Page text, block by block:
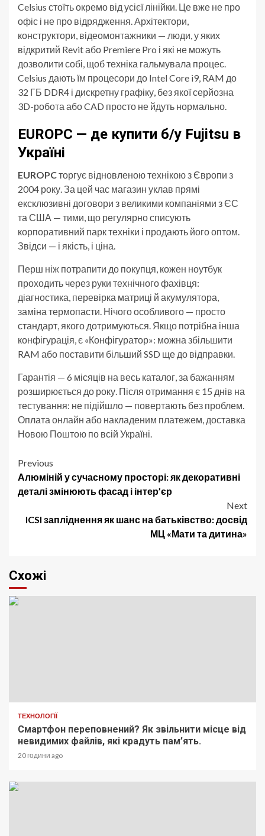
Celsius стоїть окремо від усієї лінійки. Це вже не про
офіс і не про відрядження. Архітектори,
конструктори, відеомонтажники — люди, у яких
відкритий Revit або Premiere Pro і які не можуть
дозволити собі, щоб техніка гальмувала процес.
Celsius дають їм процесори до Intel Core i9, RAM до
32 ГБ DDR4 і дискретну графіку, без якої серйозна
3D-робота або CAD просто не йдуть нормально.
EUROPC — де купити б/у Fujitsu в
Україні
EUROPCторгує відновленою технікою з Європи з
2004 року. За цей час магазин уклав прямі
ексклюзивні договори з великими компаніями з ЄС
та США — тими, що регулярно списують
корпоративний парк техніки і продають його оптом.
Звідси — і якість, і ціна.
Перш ніж потрапити до покупця, кожен ноутбук
проходить через руки технічного фахівця:
діагностика, перевірка матриці й акумулятора,
заміна термопасти. Нічого особливого — просто
стандарт, якого дотримуються. Якщо потрібна інша
конфігурація, є «Конфігуратор»: можна збільшити
RAM або поставити більший SSD ще до відправки.
Гарантія — 6 місяців на весь каталог, за бажанням
розширюється до року. Після отримання є 15 днів на
тестування: не підійшло — повертають без проблем.
Оплата онлайн або накладеним платежем, доставка
Новою Поштою по всій Україні.
Post
navigation
Previous
Алюміній у сучасному просторі: як декоративні
деталі змінюють фасад і інтер’єр
Next
ICSI запліднення як шанс на батьківство: досвід
МЦ «Мати та дитина»
Схожі
ТЕХНОЛОГІЇ
Смартфон переповнений? Як звільнити місце від
невидимих файлів, які крадуть пам’ять.
20 години ago